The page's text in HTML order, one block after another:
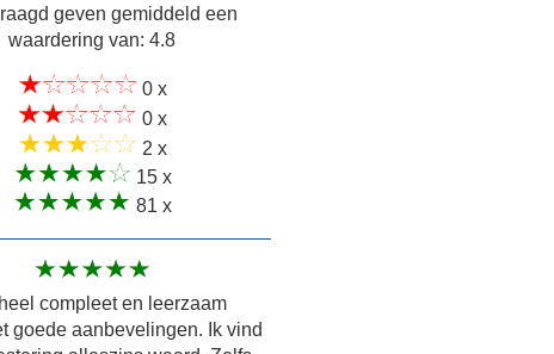
geven gemiddeld een
waardering van: 4.8
0 x
0 x
2 x
15 x
81 x
compleet en leerzaam
goede aanbevelingen. Ik vind